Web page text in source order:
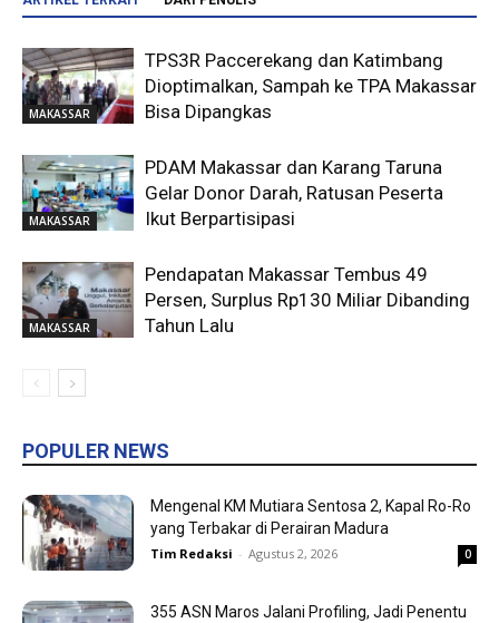
MAKASSAR
TPS3R Paccerekang dan Katimbang
Dioptimalkan, Sampah ke TPA Makassar
Bisa Dipangkas
MAKASSAR
PDAM Makassar dan Karang Taruna
Gelar Donor Darah, Ratusan Peserta
Ikut Berpartisipasi
MAKASSAR
Pendapatan Makassar Tembus 49
Persen, Surplus Rp130 Miliar Dibanding
Tahun Lalu
POPULER NEWS
Mengenal KM Mutiara Sentosa 2, Kapal Ro-Ro
yang Terbakar di Perairan Madura
Tim Redaksi - Agustus 2, 2026 0
355 ASN Maros Jalani Profiling, Jadi Penentu